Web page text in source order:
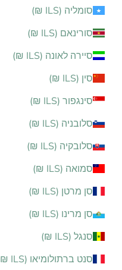
סומליה (ILS ₪)
סורינאם (ILS ₪)
סיירה לאונה (ILS ₪)
סין (ILS ₪)
סינגפור (ILS ₪)
סלובניה (ILS ₪)
סלובקיה (ILS ₪)
סמואה (ILS ₪)
סן מרטן (ILS ₪)
סן מרינו (ILS ₪)
סנגל (ILS ₪)
סנט ברתולומיאו (ILS ₪)